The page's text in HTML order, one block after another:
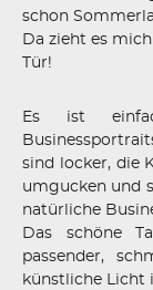
schon
Da zieht es
Tür!
Es ist
sind locker, die
umgucken und
natürliche
Das schöne
passender,
künstliche Licht